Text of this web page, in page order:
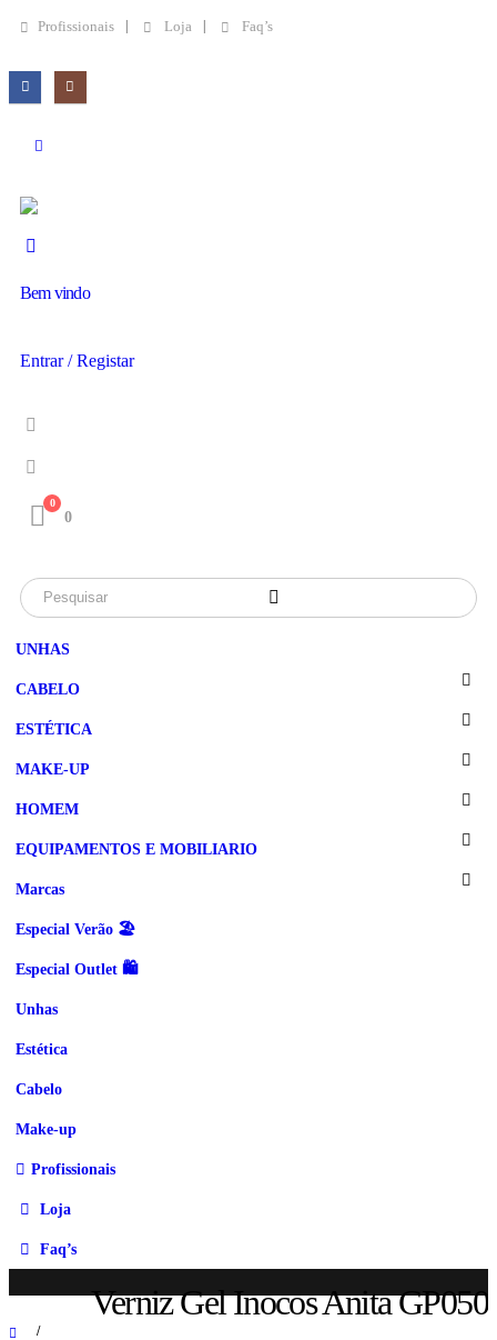
Profissionais Loja Faq’s
Bem vindo
Entrar / Registar
0
0
UNHAS
CABELO
ESTÉTICA
MAKE-UP
HOMEM
EQUIPAMENTOS E MOBILIARIO
Marcas
Especial Verão 🏖️
Especial Outlet 🛍️
Unhas
Estética
Cabelo
Make-up
Profissionais
Loja
Faq’s
Verniz Gel Inocos Anita GP050